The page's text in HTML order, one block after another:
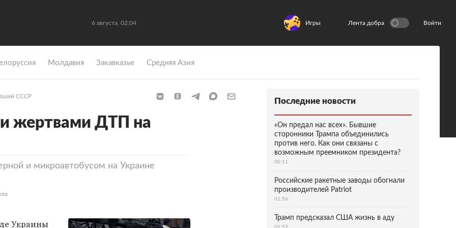
6 августа, 02:04 Игры Лента добра Войти
Молдавия Закавказье Средняя Азия
СССР
жертвами ДТП на
и микроавтобусом на Украине
Украины
Последние новости
«Он предал нас всех». Бывшие
сторонники Трампа объединились
против него. Как они связаны с
возможным преемником президента?
00:11
Российские ракетные заводы обогнали
производителей Patriot
01:56
Трамп предсказал США жизнь в аду
01:52